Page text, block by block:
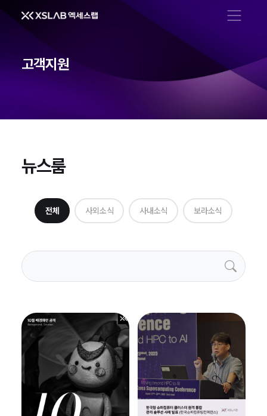
메뉴 열기
고객지원
뉴스룸
전체 사외소식 사내소식 보라소식
검색